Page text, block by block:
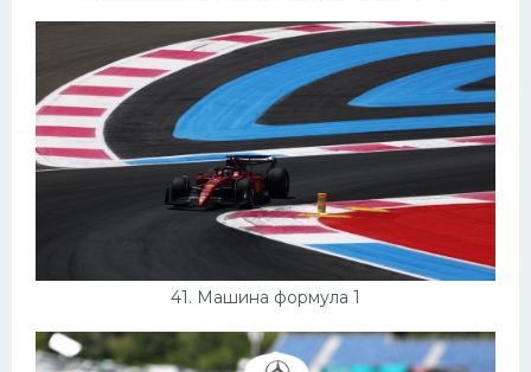
41. Машина формула 1